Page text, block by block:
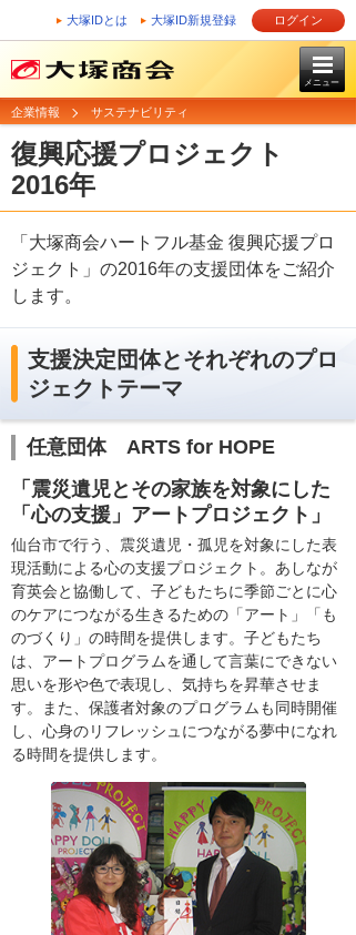
大塚IDとは 大塚ID新規登録 ログイン
メニュー
企業情報 サステナビリティ
復興応援プロジェクト
2016年
「大塚商会ハートフル基金 復興応援プロ
ジェクト」の2016年の支援団体をご紹介
します。
支援決定団体とそれぞれのプロ
ジェクトテーマ
任意団体 ARTS for HOPE
「震災遺児とその家族を対象にした
「心の支援」アートプロジェクト」
仙台市で行う、震災遺児・孤児を対象にした表
現活動による心の支援プロジェクト。あしなが
育英会と協働して、子どもたちに季節ごとに心
のケアにつながる生きるための「アート」「も
のづくり」の時間を提供します。子どもたち
は、アートプログラムを通して言葉にできない
思いを形や色で表現し、気持ちを昇華させま
す。また、保護者対象のプログラムも同時開催
し、心身のリフレッシュにつながる夢中になれ
る時間を提供します。